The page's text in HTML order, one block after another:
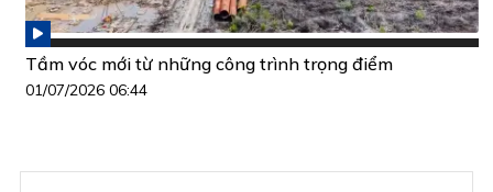
Tầm vóc mới từ những công trình trọng điểm
01/07/2026 06:44